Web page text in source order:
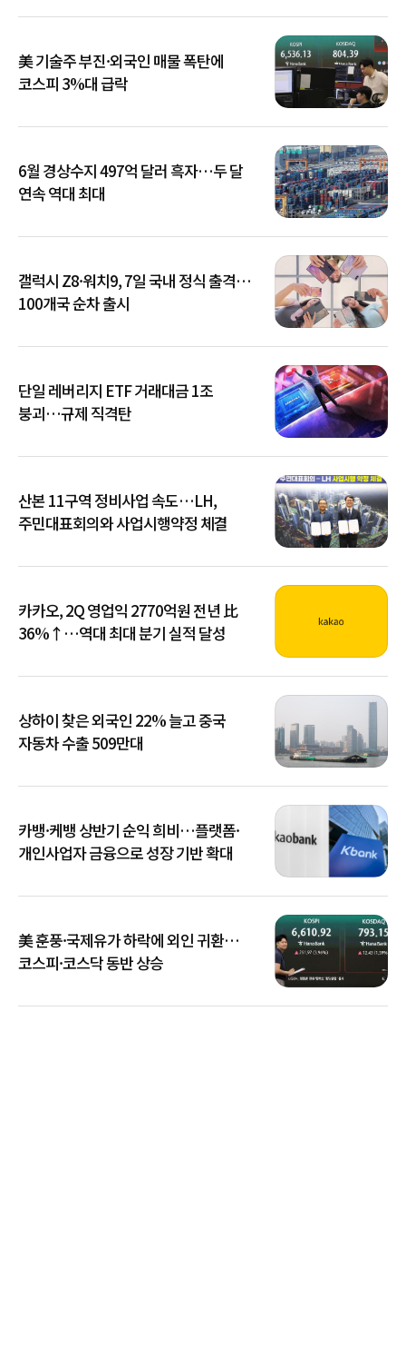
美 기술주 부진·외국인 매물 폭탄에
코스피 3%대 급락
6월 경상수지 497억 달러 흑자…두 달
연속 역대 최대
갤럭시 Z8·워치9, 7일 국내 정식 출격…
100개국 순차 출시
단일 레버리지 ETF 거래대금 1조
붕괴…규제 직격탄
산본 11구역 정비사업 속도…LH,
주민대표회의와 사업시행약정 체결
카카오, 2Q 영업익 2770억원 전년 比
36%↑…역대 최대 분기 실적 달성
상하이 찾은 외국인 22% 늘고 중국
자동차 수출 509만대
카뱅·케뱅 상반기 순익 희비…플랫폼·
개인사업자 금융으로 성장 기반 확대
美 훈풍·국제유가 하락에 외인 귀환…
코스피·코스닥 동반 상승